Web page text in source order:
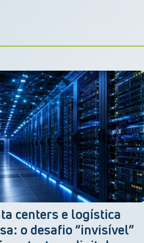
centers e logística
o desafio “invisível”